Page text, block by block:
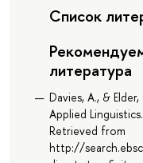
Список
литература
Davies, A., &
Applied
Retrieved from
http://